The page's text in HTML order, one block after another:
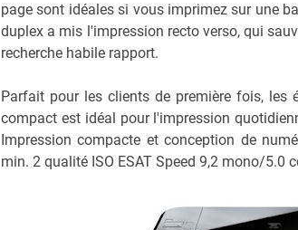
page sont idéales si vous imprimez sur une
duplex a mis l'impression recto verso, qui
recherche habile rapport.
Parfait pour les clients de première fois, les
compact est idéal pour l'impression
Impression compacte et conception de
min. 2 qualité ISO ESAT Speed 9,2 mono/5.0